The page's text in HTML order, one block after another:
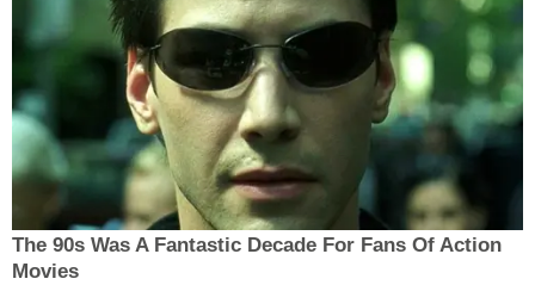
The 90s Was A Fantastic Decade For Fans Of Action
Movies